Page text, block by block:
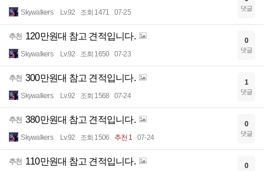
Skywalkers Lv.92 조회 1471 07-25 댓글
추천 120만원대 참고 견적입니다.
Skywalkers Lv.92 조회 1650 07-23
0
댓글
추천 300만원대 참고 견적입니다.
Skywalkers Lv.92 조회 1568 07-24
1
댓글
추천 380만원대 참고 견적입니다.
Skywalkers Lv.92 조회 1506 추천 1 07-24
0
댓글
추천 110만원대 참고 견적입니다. 0